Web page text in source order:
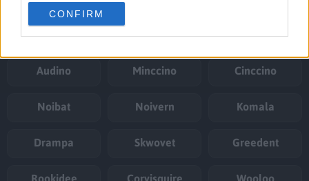
CONFIRM
Dudunsparce ex Kecleon Tropius
Audino Minccino Cinccino
Noibat Noivern Komala
Drampa Skwovet Greedent
Rookidee Corvisquire Wooloo